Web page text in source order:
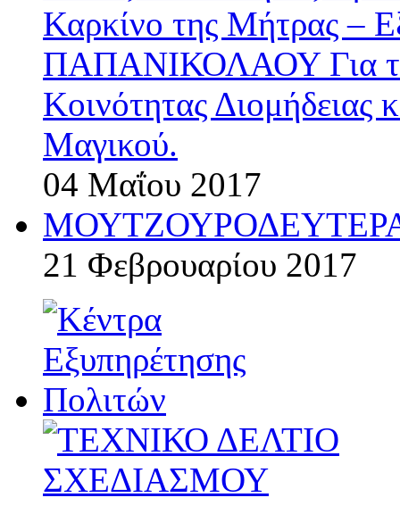
Καρκίνο της Μήτρας –
ΠΑΠΑΝΙΚΟΛΑΟΥ Για
Κοινότητας Διομήδειας
Μαγικού.
04 Μαΐου 2017
21 Φεβρουαρίου 2017